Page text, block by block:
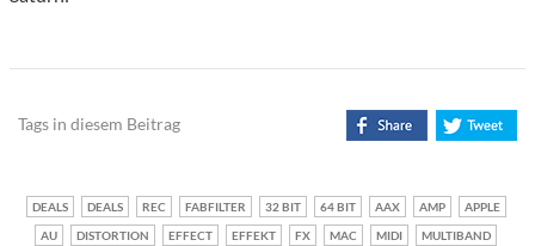
Tags in diesem Beitrag
DEALS DEALS REC FABFILTER 32 BIT 64 BIT AAX AMP
APPLE
AU
DISTORTION EFFECT EFFEKT FX MAC MIDI
MULTIBAND